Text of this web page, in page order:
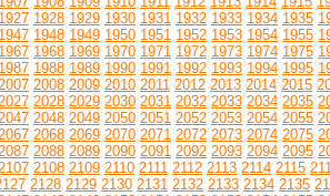
1927 1928 1929 1930 1931 1932 1933 1934 1935
1947 1948 1949 1950 1951 1952 1953 1954 1955
1967 1968 1969 1970 1971 1972 1973 1974 1975
1987 1988 1989 1990 1991 1992 1993 1994 1995
2008 2009 2010 2011 2012 2013 2014 2015
2028 2029 2030 2031 2032 2033 2034 2035
2048 2049 2050 2051 2052 2053 2054 2055
2068 2069 2070 2071 2072 2073 2074 2075
2088 2089 2090 2091 2092 2093 2094 2095
2108 2109 2110 2111 2112 2113 2114 2115
2128 2129 2130 2131 2132 2133 2134 2135